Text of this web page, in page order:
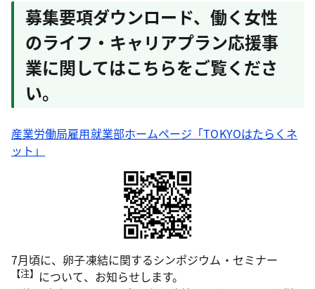
募集要項ダウンロード、働く女性
のライフ・キャリアプラン応援事
業に関してはこちらをご覧くださ
い。
産業労働局雇用就業部ホームページ「TOKYOはたらくネ
ット」
7月頃に、卵子凍結に関するシンポジウム・セミナー
【注】 について、お知らせします。